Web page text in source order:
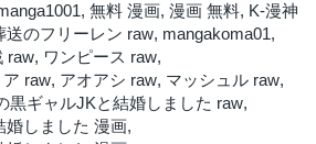
第10.2話
1年前
第9.2話
1年前
第8.2話
, 無料 漫画, 漫画 無料, K-漫神
送のフリーレン raw, mangakoma01,
raw, ワンピース raw,
raw, アオアシ raw, マッシュル raw,
黒ギャルJKと結婚しました raw,
婚しました 漫画,